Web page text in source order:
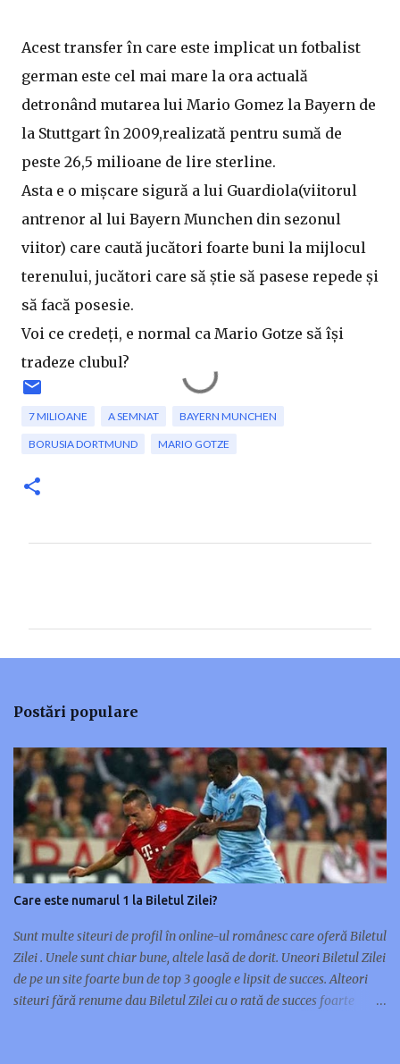
Acest transfer în care este implicat un fotbalist
german este cel mai mare la ora actuală
detronând mutarea lui Mario Gomez la Bayern de
la Stuttgart în 2009,realizată pentru sumă de
peste 26,5 milioane de lire sterline.
Asta e o mișcare sigură a lui Guardiola(viitorul
antrenor al lui Bayern Munchen din sezonul
viitor) care caută jucători foarte buni la mijlocul
terenului, jucători care să știe să pasese repede și
să facă posesie.
Voi ce credeți, e normal ca Mario Gotze să își
tradeze clubul?
7 MILIOANE A SEMNAT BAYERN MUNCHEN
BORUSIA DORTMUND MARIO GOTZE
n
a
r
i
i
Postări populare
Care este numarul 1 la Biletul Zilei?
Sunt multe siteuri de profil în online-ul românesc care oferă Biletul
Zilei . Unele sunt chiar bune, altele lasă de dorit. Uneori Biletul Zilei
de pe un site foarte bun de top 3 google e lipsit de succes. Alteori
siteuri fără renume dau Biletul Zilei cu o rată de succes foarte